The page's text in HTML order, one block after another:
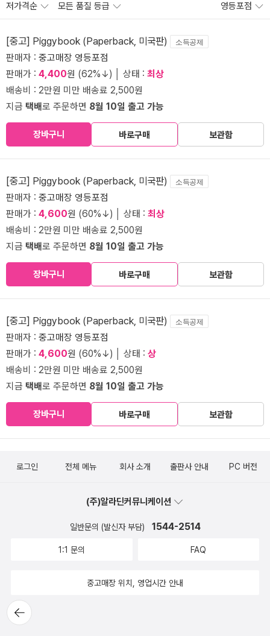
저가격순 모든 품질 등급 영등포점
[중고] Piggybook (Paperback, 미국판) 소득공제
판매자 : 중고매장 영등포점
판매가 : 4,400원 (62%↓) │ 상태 : 최상
배송비 : 2만원 미만 배송료 2,500원
지금 택배로 주문하면 8월 10일 출고 가능
장바구니 바로구매 보관함
[중고] Piggybook (Paperback, 미국판) 소득공제
판매자 : 중고매장 영등포점
판매가 : 4,600원 (60%↓) │ 상태 : 최상
배송비 : 2만원 미만 배송료 2,500원
지금 택배로 주문하면 8월 10일 출고 가능
장바구니 바로구매 보관함
[중고] Piggybook (Paperback, 미국판) 소득공제
판매자 : 중고매장 영등포점
판매가 : 4,600원 (60%↓) │ 상태 : 상
배송비 : 2만원 미만 배송료 2,500원
지금 택배로 주문하면 8월 10일 출고 가능
장바구니 바로구매 보관함
뒤로가
기
로그인 전체 메뉴 회사 소개 출판사 안내 PC 버전
(주)알라딘커뮤니케이션
일반문의 (발신자 부담) 1544-2514
1:1 문의 FAQ
중고매장 위치, 영업시간 안내